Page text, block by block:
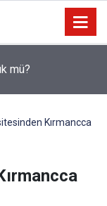
Piçûk
Kırmancca